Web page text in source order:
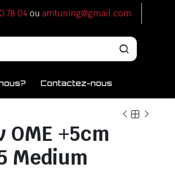
78 04 ou amtuning@gmail.com
Contactez-nous
OME +5cm
Medium